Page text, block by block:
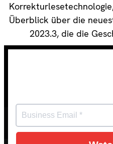
Überblick über die
2023.3, die die